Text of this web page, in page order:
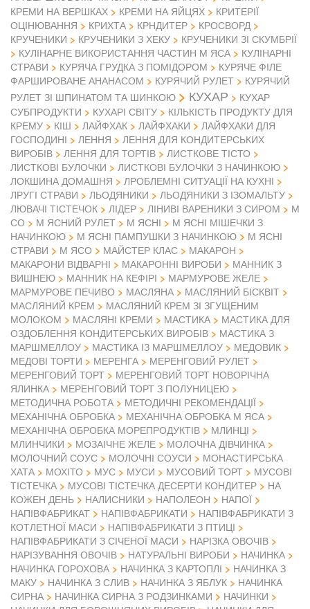
КРЕМИ НА ВЕРШКАХ КРЕМИ НА ЯЙЦЯХ
КРИТЕРІЇ
ОЦІНЮВАННЯ
КРИХТА КРНДИТЕР
КРОСВОРД
КРУЧЕНИКИ
КРУЧЕНИКИ З ХЕКУ
КРУЧЕНИКИ ЗІ СКУМБРІЇ
КУЛІНАРНЕ ВИКОРИСТАННЯ ЧАСТИН М ЯСА
КУЛІНАРНІ
СТРАВИ
КУРЯЧА ГРУДКА З ПОМІДОРОМ
КУРЯЧЕ ФІЛЕ
ФАРШИРОВАНЕ АНАНАСОМ
КУРЯЧИЙ РУЛЕТ
КУРЯЧИЙ
РУЛЕТ ЗІ ШПИНАТОМ ТА ШИНКОЮ
КУХАР
КУХАР
СУБПРОДУКТИ
КУХАРІ СВІТУ
КІЛЬКІСТЬ ПРОДУКТУ ДЛЯ
КРЕМУ
КІШ ЛАЙФХАК ЛАЙФХАКИ
ЛАЙФХАКИ ДЛЯ
ГОСПОДИНІ
ЛЕННЯ
ЛЕННЯ ДЛЯ КОНДИТЕРСЬКИХ
ВИРОБІВ
ЛЕННЯ ДЛЯ ТОРТІВ
ЛИСТКОВЕ ТІСТО
ЛИСТКОВІ БУЛОЧКИ
ЛИСТКОВІ БУЛОЧКИ З НАЧИНКОЮ
ЛОКШИНА ДОМАШНЯ
ЛРОБЛЕМНІ СИТУАЦІЇ НА КУХНІ
ЛРУГІ СТРАВИ
ЛЬОДЯНИКИ
ЛЬОДЯНИКИ З ІЗОМАЛЬТУ
ЛЮВАЧІ ТІСТЕЧОК
ЛІДЕР ЛІНИВІ ВАРЕНИКИ З СИРОМ
М
СО
М ЯСНИЙ РУЛЕТ М ЯСНІ
М ЯСНІ МІШЕЧКИ З
НАЧИНКОЮ
М ЯСНІ ПАМПУШКИ З НАЧИНКОЮ
М ЯСНІ
СТРАВИ
М ЯСО МАЙСТЕР КЛАС
МАКАРОН
МАКАРОНИ ВІДВАРНІ
МАКАРОННІ ВИРОБИ
МАННИК З
ВИШНЕЮ
МАННИК НА КЕФІРІ
МАРМУРОВЕ ЖЕЛЕ
МАРМУРОВЕ ПЕЧИВО
МАСЛЯНА
МАСЛЯНИЙ БІСКВІТ
МАСЛЯНИЙ КРЕМ
МАСЛЯНИЙ КРЕМ ЗІ ЗГУЩЕНИМ
МОЛОКОМ
МАСЛЯНІ КРЕМИ МАСТИКА
МАСТИКА ДЛЯ
ОЗДОБЛЕННЯ КОНДИТЕРСЬКИХ ВИРОБІВ
МАСТИКА З
МАРШМЕЛЛОУ
МАСТИКА ІЗ МАРШМЕЛЛОУ
МЕДОВИК
МЕДОВІ ТОРТИ
МЕРЕНГА
МЕРЕНГОВИЙ РУЛЕТ
МЕРЕНГОВИЙ ТОРТ
МЕРЕНГОВИЙ ТОРТ НОВОРІЧНА
ЯЛИНКА
МЕРЕНГОВИЙ ТОРТ З ПОЛУНИЦЕЮ
МЕТОДИЧНА РОБОТА
МЕТОДИЧНІ РЕКОМЕНДАЦІЇ
МЕХАНІЧНА ОБРОБКА
МЕХАНІЧНА ОБРОБКА М ЯСА
МЕХАНІЧНА ОБРОБКА МОРЕПРОДУКТІВ
МЛИНЦІ
МЛИНЧИКИ
МОЗАІЧНЕ ЖЕЛЕ
МОЛОЧНА ДІВЧИНКА
МОЛОЧНИЙ СОУС
МОЛОЧНІ СОУСИ
МОНАСТИРСЬКА
ХАТА
МОХІТО МУС МУСИ МУСОВИЙ ТОРТ
МУСОВІ
ТІСТЕЧКА
МУСОВІ ТІСТЕЧКА ДЕСЕРТИ КОНДИТЕР
НА
КОЖЕН ДЕНЬ
НАЛИСНИКИ НАПОЛЕОН НАПОЇ
НАПІВФАБРИКАТ НАПІВФАБРИКАТИ
НАПІВФАБРИКАТИ З
КОТЛЕТНОЇ МАСИ
НАПІВФАБРИКАТИ З ПТИЦІ
НАПІВФАБРИКАТИ З СІЧЕНОЇ МАСИ
НАРІЗКА ОВОЧІВ
НАРІЗУВАННЯ ОВОЧІВ
НАТУРАЛЬНІ ВИРОБИ
НАЧИНКА
НАЧИНКА ГОРОХОВА
НАЧИНКА З КАРТОПЛІ
НАЧИНКА З
МАКУ
НАЧИНКА З СЛИВ НАЧИНКА З ЯБЛУК
НАЧИНКА
СИРНА
НАЧИНКА СИРНА З РОДЗИНКАМИ
НАЧИНКИ